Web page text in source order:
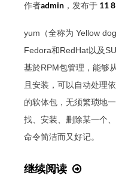
作者admin ，发布于 11
yum（全称为 Yellow
Fedora和RedHat以及
基於RPM包管理，能够
且安装，可以自动处理
的软体包，无须繁琐地
找、安装、删除某一个
命令简洁而又好记。
继续阅读